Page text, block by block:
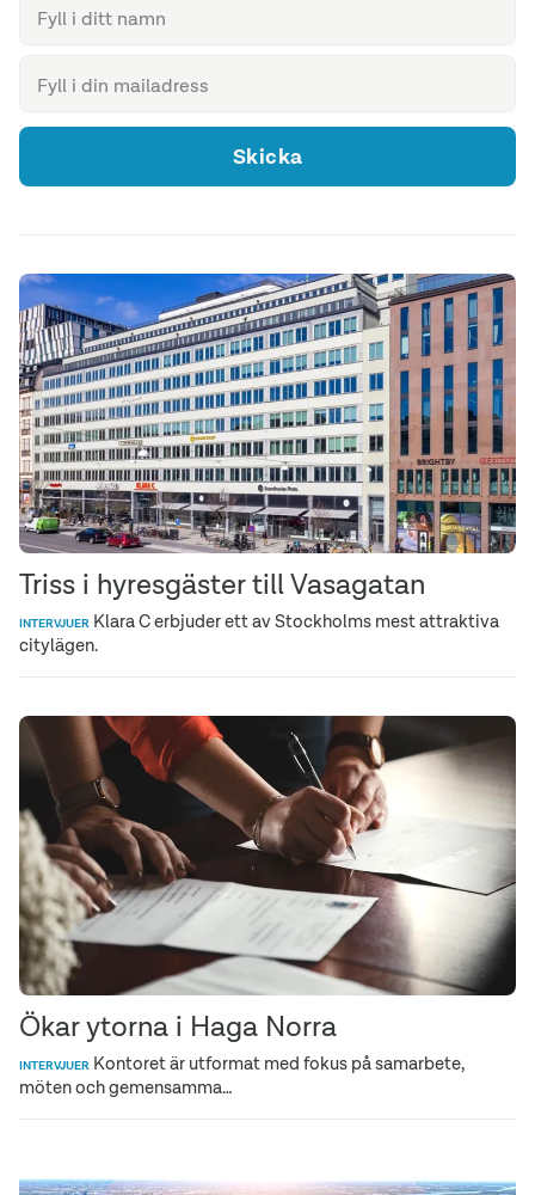
Skicka
Triss i hyresgäster till Vasagatan
INTERVJUER Klara C erbjuder ett av Stockholms mest attraktiva
citylägen.
Ökar ytorna i Haga Norra
INTERVJUER Kontoret är utformat med fokus på samarbete,
möten och gemensamma…